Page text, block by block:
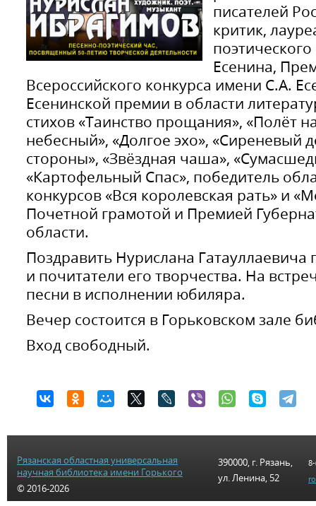
писателей
критик,
Есенина,
Всероссийского конкурса имени С.А.
Есенинской премии в области
стихов «Таинство прощания», «Полёт
небесный», «Долгое эхо», «Сиреневый
стороны», «Звёздная чаша»,
«Картофельный Спас», победитель
конкурсов «Вся королевская рать» и
Почетной грамотой и Премией
области.
Поздравить Нурислана Гатауллаевича
и почитатели его творчества. На
песни в исполнении юбиляра.
Вечер состоится в Горьковском зале
Вход свободный.
Рязанская областная универсальная
научная библиотека имени Горького
© 2016-2026
390000, г. Рязань,
ул. Ленина, 52